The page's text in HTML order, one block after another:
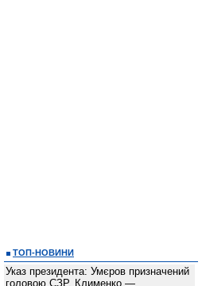
ТОП-НОВИНИ
Указ президента: Умєров призначений
головою СЗР, Клименко —